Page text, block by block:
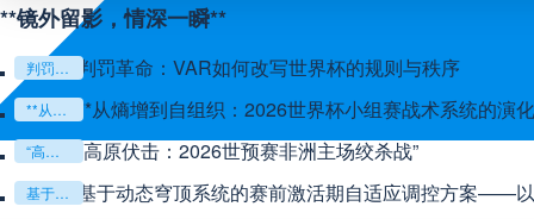
**镜外留影，情深一瞬**
判罚革命：VAR如何改写世界杯的规则与秩序 判罚革命：VAR如何改写世界杯的规则与秩序
**从熵增到自组织：2026世界杯小组赛战术系统的演化密码** **从熵增到自组织：2026世界杯小组赛战术系统的演
“高原伏击：2026世预赛非洲主场绞杀战” “高原伏击：2026世预赛非洲主场绞杀战”
基于动态穹顶系统的赛前激活期自适应调控方案——以温哥华BC Place为案例 基于动态穹顶系统的赛前激活期自适应调控方案——以温哥